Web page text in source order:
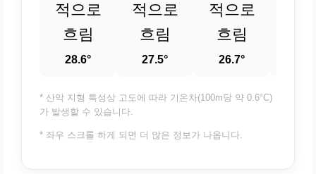
적으로
흐림
28.6°
적으로
흐림
27.5°
적으로
흐림
26.7°
* 산악 지형 특성상 고도에 따라 기온차(100m당 약 0.6°C)
가 발생할 수 있습니다.
* 좌우 스크롤 하게 되면 더 많은 정보가 나옵니다.